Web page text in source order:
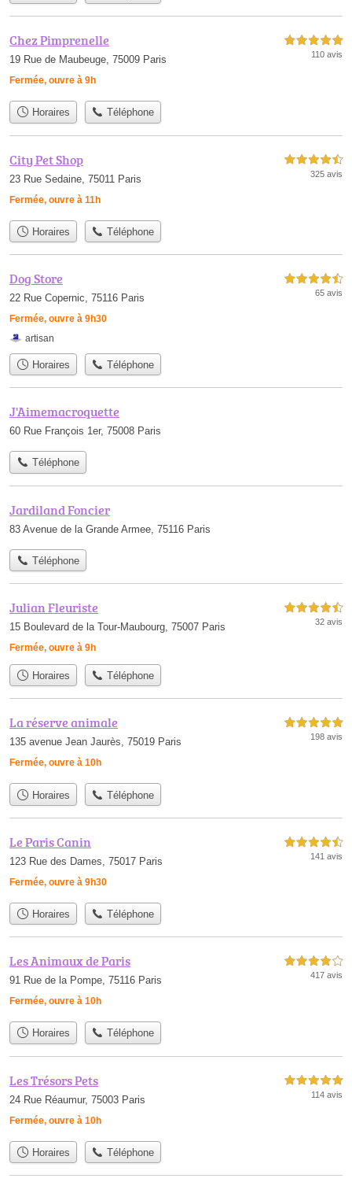
Chez Pimprenelle
19 Rue de Maubeuge, 75009 Paris
Fermée, ouvre à 9h
5,0 étoiles sur 5
110 avis
Horaires Téléphone
City Pet Shop
23 Rue Sedaine, 75011 Paris
Fermée, ouvre à 11h
4,5 étoiles sur 5
325 avis
Horaires Téléphone
Dog Store
22 Rue Copernic, 75116 Paris
Fermée, ouvre à 9h30
4,5 étoiles sur 5
65 avis
artisan
Horaires Téléphone
J'Aimemacroquette
60 Rue François 1er, 75008 Paris
Téléphone
Jardiland Foncier
83 Avenue de la Grande Armee, 75116 Paris
Téléphone
Julian Fleuriste
15 Boulevard de la Tour-Maubourg, 75007 Paris
Fermée, ouvre à 9h
4,5 étoiles sur 5
32 avis
Horaires Téléphone
La réserve animale
135 avenue Jean Jaurès, 75019 Paris
Fermée, ouvre à 10h
5,0 étoiles sur 5
198 avis
Horaires Téléphone
Le Paris Canin
123 Rue des Dames, 75017 Paris
Fermée, ouvre à 9h30
4,5 étoiles sur 5
141 avis
Horaires Téléphone
Les Animaux de Paris
91 Rue de la Pompe, 75116 Paris
Fermée, ouvre à 10h
4,0 étoiles sur 5
417 avis
Horaires Téléphone
Les Trésors Pets
24 Rue Réaumur, 75003 Paris
Fermée, ouvre à 10h
5,0 étoiles sur 5
114 avis
Horaires Téléphone